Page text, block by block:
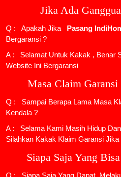
Jika Ada
Q : Apakah Jika Pasang
Bergaransi ?
A : Selamat Untuk Kakak , Benar
Website Ini Bergaransi
Masa Claim Garansi
Q : Sampai Berapa Lama Masa
Kendala ?
A : Selama Kami Masih Hidup
Silahkan Kakak Klaim Garansi Jika
Siapa Saja Yang